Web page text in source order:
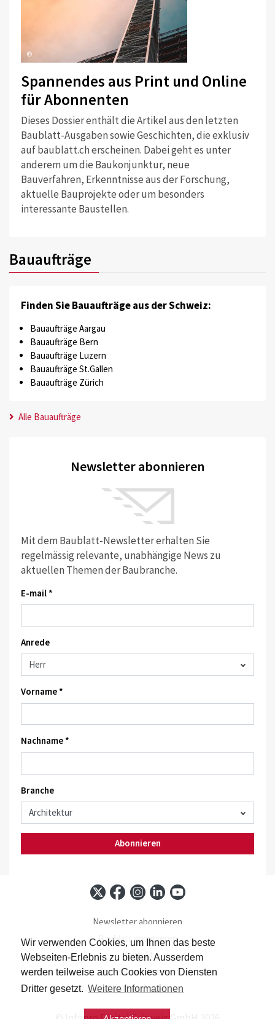
Wir verwenden Cookies, um Ihnen das beste
Webseiten-Erlebnis zu bieten. Ausserdem
werden teilweise auch Cookies von Diensten
Dritter gesetzt. Weitere Informationen
©
Spannendes aus Print und Online
für Abonnenten
Dieses Dossier enthält die Artikel aus den letzten
Baublatt-Ausgaben sowie Geschichten, die exklusiv
auf baublatt.ch erscheinen. Dabei geht es unter
anderem um die Baukonjunktur, neue
Bauverfahren, Erkenntnisse aus der Forschung,
aktuelle Bauprojekte oder um besonders
interessante Baustellen.
Bauaufträge
Finden Sie Bauaufträge aus der Schweiz:
Bauaufträge Aargau
Bauaufträge Bern
Bauaufträge Luzern
Bauaufträge St.Gallen
Bauaufträge Zürich
Alle Bauaufträge
Newsletter abonnieren
Mit dem Baublatt-Newsletter erhalten Sie
regelmässig relevante, unabhängige News zu
aktuellen Themen der Baubranche.
E-mail *
Anrede
Vorname *
Nachname *
Branche
Abonnieren
Newsletter abonnieren
Baublatt abonnieren
Kontakt
Impressum
Datenschutz